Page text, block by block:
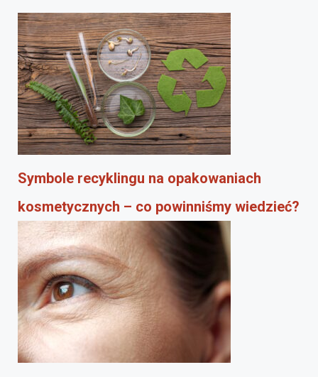
Symbole recyklingu na opakowaniach
kosmetycznych – co powinniśmy wiedzieć?